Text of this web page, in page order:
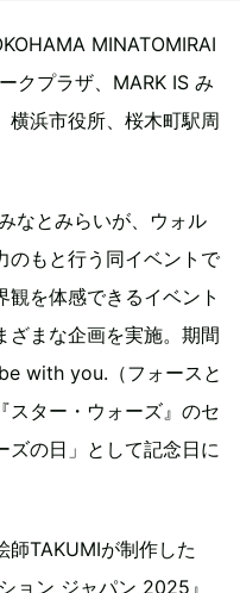
MINATOMIRAI
クプラザ、MARK IS み
横浜市役所、桜木町駅周
なとみらいが、ウォル
のもと行う同イベントで
を体感できるイベント
ざまな企画を実施。期間
with you.（フォースと
スター・ウォーズ』のセ
ズの日」として記念日に
師TAKUMIが制作した
ョン ジャパン 2025』